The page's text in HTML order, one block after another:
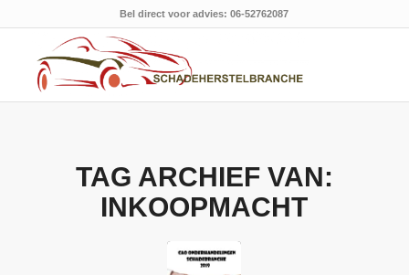
Bel direct voor advies: 06-52762087
TAG ARCHIEF VAN:
INKOOPMACHT